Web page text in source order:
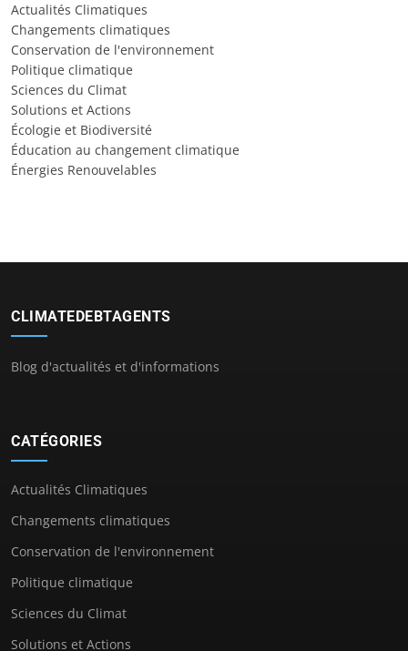
Actualités Climatiques
Changements climatiques
Conservation de l'environnement
Politique climatique
Sciences du Climat
Solutions et Actions
Écologie et Biodiversité
Éducation au changement climatique
Énergies Renouvelables
CLIMATEDEBTAGENTS
Blog d'actualités et d'informations
CATÉGORIES
Actualités Climatiques
Changements climatiques
Conservation de l'environnement
Politique climatique
Sciences du Climat
Solutions et Actions